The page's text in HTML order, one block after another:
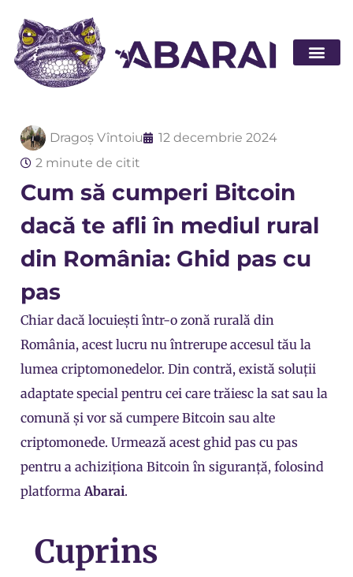
Dragoș Vîntoiu
12 decembrie 2024
2 minute de citit
Cum să cumperi Bitcoin
dacă te afli în mediul rural
din România: Ghid pas cu
pas
Chiar dacă locuiești într-o zonă rurală din
România, acest lucru nu întrerupe accesul tău la
lumea criptomonedelor. Din contră, există soluții
adaptate special pentru cei care trăiesc la sat sau la
comună și vor să cumpere Bitcoin sau alte
criptomonede. Urmează acest ghid pas cu pas
pentru a achiziționa Bitcoin în siguranță, folosind
platforma Abarai.
Cuprins